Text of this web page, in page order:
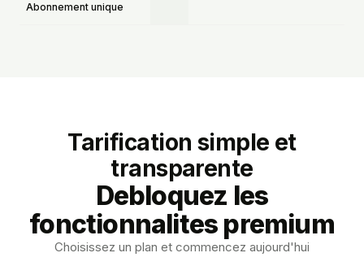
Abonnement unique
Tarification simple et
transparente
Debloquez les
fonctionnalites premium
Choisissez un plan et commencez aujourd'hui